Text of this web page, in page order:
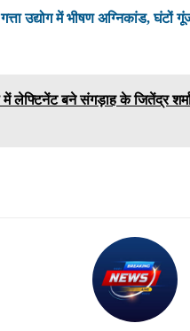
उद्योग में भीषण अग्निकांड,
में लेफ्टिनेंट बने संगड़ाह के जितेंद्र